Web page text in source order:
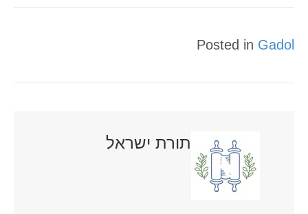
Posted in Gadol
תורת ישראל